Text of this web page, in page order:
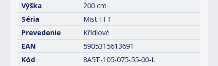
Výška
200 cm
Séria
Mist-H T
Prevedenie
Křídlové
EAN
5905315613691
Kód
8A5T-105-075-55-00-L